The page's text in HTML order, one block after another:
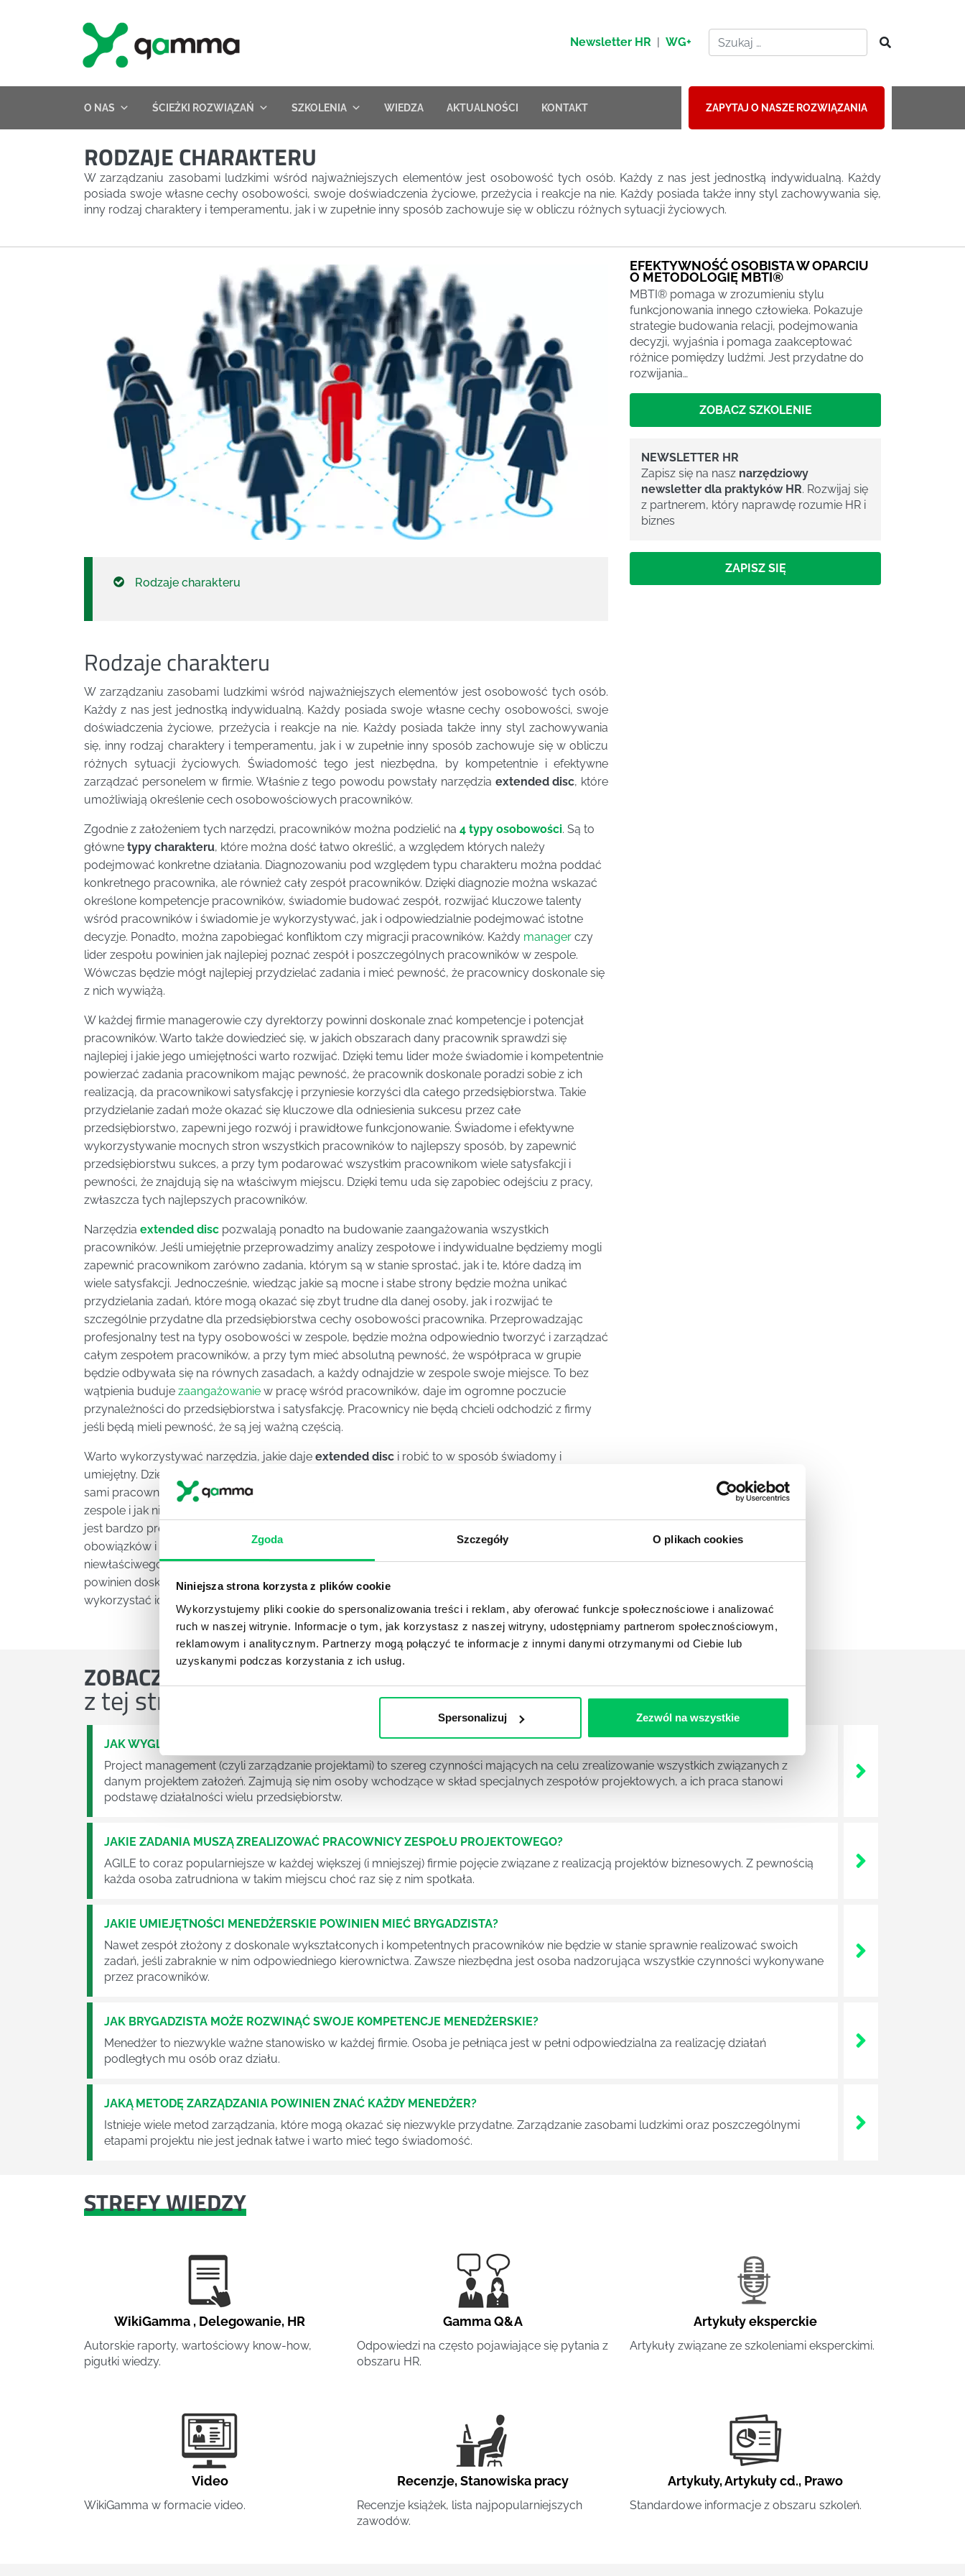
Zgoda Szczegóły O plikach cookies
Niniejsza strona korzysta z plików cookie
Wykorzystujemy pliki cookie do spersonalizowania treści i reklam, aby oferować funkcje społecznościowe i analizować
ruch w naszej witrynie. Informacje o tym, jak korzystasz z naszej witryny, udostępniamy partnerom społecznościowym,
reklamowym i analitycznym. Partnerzy mogą połączyć te informacje z innymi danymi otrzymanymi od Ciebie lub
uzyskanymi podczas korzystania z ich usług.
Spersonalizuj Zezwól na wszystkie
Newsletter HR | WG+
O NAS ŚCIEŻKI ROZWIĄZAŃ SZKOLENIA WIEDZA AKTUALNOŚCI KONTAKT ZAPYTAJ O NASZE ROZWIĄZANIA
RODZAJE CHARAKTERU
W zarządzaniu zasobami ludzkimi wśród najważniejszych elementów jest osobowość tych osób. Każdy z nas jest jednostką indywidualną. Każdy
posiada swoje własne cechy osobowości, swoje doświadczenia życiowe, przeżycia i reakcje na nie. Każdy posiada także inny styl zachowywania się,
inny rodzaj charaktery i temperamentu, jak i w zupełnie inny sposób zachowuje się w obliczu różnych sytuacji życiowych.
Rodzaje charakteru
Rodzaje charakteru
W zarządzaniu zasobami ludzkimi wśród najważniejszych elementów jest osobowość tych osób.
Każdy z nas jest jednostką indywidualną. Każdy posiada swoje własne cechy osobowości, swoje
doświadczenia życiowe, przeżycia i reakcje na nie. Każdy posiada także inny styl zachowywania
się, inny rodzaj charaktery i temperamentu, jak i w zupełnie inny sposób zachowuje się w obliczu
różnych sytuacji życiowych. Świadomość tego jest niezbędna, by kompetentnie i efektywne
zarządzać personelem w firmie. Właśnie z tego powodu powstały narzędzia extended disc, które
umożliwiają określenie cech osobowościowych pracowników.
Zgodnie z założeniem tych narzędzi, pracowników można podzielić na 4 typy osobowości. Są to
główne typy charakteru, które można dość łatwo określić, a względem których należy
podejmować konkretne działania. Diagnozowaniu pod względem typu charakteru można poddać
konkretnego pracownika, ale również cały zespół pracowników. Dzięki diagnozie można wskazać
określone kompetencje pracowników, świadomie budować zespół, rozwijać kluczowe talenty
wśród pracowników i świadomie je wykorzystywać, jak i odpowiedzialnie podejmować istotne
decyzje. Ponadto, można zapobiegać konfliktom czy migracji pracowników. Każdy manager czy
lider zespołu powinien jak najlepiej poznać zespół i poszczególnych pracowników w zespole.
Wówczas będzie mógł najlepiej przydzielać zadania i mieć pewność, że pracownicy doskonale się
z nich wywiążą.
W każdej firmie managerowie czy dyrektorzy powinni doskonale znać kompetencje i potencjał
pracowników. Warto także dowiedzieć się, w jakich obszarach dany pracownik sprawdzi się
najlepiej i jakie jego umiejętności warto rozwijać. Dzięki temu lider może świadomie i kompetentnie
powierzać zadania pracownikom mając pewność, że pracownik doskonale poradzi sobie z ich
realizacją, da pracownikowi satysfakcję i przyniesie korzyści dla całego przedsiębiorstwa. Takie
przydzielanie zadań może okazać się kluczowe dla odniesienia sukcesu przez całe
przedsiębiorstwo, zapewni jego rozwój i prawidłowe funkcjonowanie. Świadome i efektywne
wykorzystywanie mocnych stron wszystkich pracowników to najlepszy sposób, by zapewnić
przedsiębiorstwu sukces, a przy tym podarować wszystkim pracownikom wiele satysfakcji i
pewności, że znajdują się na właściwym miejscu. Dzięki temu uda się zapobiec odejściu z pracy,
zwłaszcza tych najlepszych pracowników.
Narzędzia extended disc pozwalają ponadto na budowanie zaangażowania wszystkich
pracowników. Jeśli umiejętnie przeprowadzimy analizy zespołowe i indywidualne będziemy mogli
zapewnić pracownikom zarówno zadania, którym są w stanie sprostać, jak i te, które dadzą im
wiele satysfakcji. Jednocześnie, wiedząc jakie są mocne i słabe strony będzie można unikać
przydzielania zadań, które mogą okazać się zbyt trudne dla danej osoby, jak i rozwijać te
szczególnie przydatne dla przedsiębiorstwa cechy osobowości pracownika. Przeprowadzając
profesjonalny test na typy osobowości w zespole, będzie można odpowiednio tworzyć i zarządzać
całym zespołem pracowników, a przy tym mieć absolutną pewność, że współpraca w grupie
będzie odbywała się na równych zasadach, a każdy odnajdzie w zespole swoje miejsce. To bez
wątpienia buduje zaangażowanie w pracę wśród pracowników, daje im ogromne poczucie
przynależności do przedsiębiorstwa i satysfakcję. Pracownicy nie będą chcieli odchodzić z firmy
jeśli będą mieli pewność, że są jej ważną częścią.
Warto wykorzystywać narzędzia, jakie daje extended disc i robić to w sposób świadomy i
umiejętny. Dzięki temu skorzysta nie tylko osoba zarządzająca grupą pracowników, ale również
sami pracownicy, jak i całe przedsiębiorstwo. Świadomość tego, jakie
zespole i jak nimi zarządzać sprawia, że to zarządzanie talentami i umiejętnościami pracowników
jest bardzo precyzyjne i skuteczne. To zaś zapewni efektywne wywiązywanie się ze wszystkich
obowiązków i rozwiąże wiele potencjalnych problemów, które mogłyby zaistnieć w przypadku
niewłaściwego przydzielania obowiązków. Z tego też powodu, każdy pracodawca i manager
powinien doskonale radzić sobie z oceną typów osobowości pracowników i wiedzieć, jak
wykorzystać ich
EFEKTYWNOŚĆ OSOBISTA W OPARCIU
O METODOLOGIĘ MBTI®
MBTI® pomaga w zrozumieniu stylu
funkcjonowania innego człowieka. Pokazuje
strategie budowania relacji, podejmowania
decyzji, wyjaśnia i pomaga zaakceptować
różnice pomiędzy ludźmi. Jest przydatne do
rozwijania…
ZOBACZ SZKOLENIE
NEWSLETTER HR
Zapisz się na nasz narzędziowy
newsletter dla praktyków HR. Rozwijaj się
z partnerem, który naprawdę rozumie HR i
biznes
ZAPISZ SIĘ
ZOBACZOSTATNIE ARTYKUŁY
z tej strefy wiedzy
JAK WYGLĄDA PRACA ZESPOŁÓW PROJEKTOWYCH W ZWINNEJ METODYCE?
Project management (czyli zarządzanie projektami) to szereg czynności mających na celu zrealizowanie wszystkich związanych z
danym projektem założeń. Zajmują się nim osoby wchodzące w skład specjalnych zespołów projektowych, a ich praca stanowi
podstawę działalności wielu przedsiębiorstw.
JAKIE ZADANIA MUSZĄ ZREALIZOWAĆ PRACOWNICY ZESPOŁU PROJEKTOWEGO?
AGILE to coraz popularniejsze w każdej większej (i mniejszej) firmie pojęcie związane z realizacją projektów biznesowych. Z pewnością
każda osoba zatrudniona w takim miejscu choć raz się z nim spotkała.
JAKIE UMIEJĘTNOŚCI MENEDŻERSKIE POWINIEN MIEĆ BRYGADZISTA?
Nawet zespół złożony z doskonale wykształconych i kompetentnych pracowników nie będzie w stanie sprawnie realizować swoich
zadań, jeśli zabraknie w nim odpowiedniego kierownictwa. Zawsze niezbędna jest osoba nadzorująca wszystkie czynności wykonywane
przez pracowników.
JAK BRYGADZISTA MOŻE ROZWINĄĆ SWOJE KOMPETENCJE MENEDŻERSKIE?
Menedżer to niezwykle ważne stanowisko w każdej firmie. Osoba je pełniąca jest w pełni odpowiedzialna za realizację działań
podległych mu osób oraz działu.
JAKĄ METODĘ ZARZĄDZANIA POWINIEN ZNAĆ KAŻDY MENEDŻER?
Istnieje wiele metod zarządzania, które mogą okazać się niezwykle przydatne. Zarządzanie zasobami ludzkimi oraz poszczególnymi
etapami projektu nie jest jednak łatwe i warto mieć tego świadomość.
STREFY WIEDZY
WikiGamma , Delegowanie, HR
Autorskie raporty, wartościowy know-how,
pigułki wiedzy.
Gamma Q&A
Odpowiedzi na często pojawiające się pytania z
obszaru HR.
Artykuły eksperckie
Artykuły związane ze szkoleniami eksperckimi.
Video
WikiGamma w formacie video.
Recenzje,Stanowiska pracy
Recenzje książek, lista najpopularniejszych
zawodów.
Artykuły,Artykuły cd., Prawo
Standardowe informacje z obszaru szkoleń.